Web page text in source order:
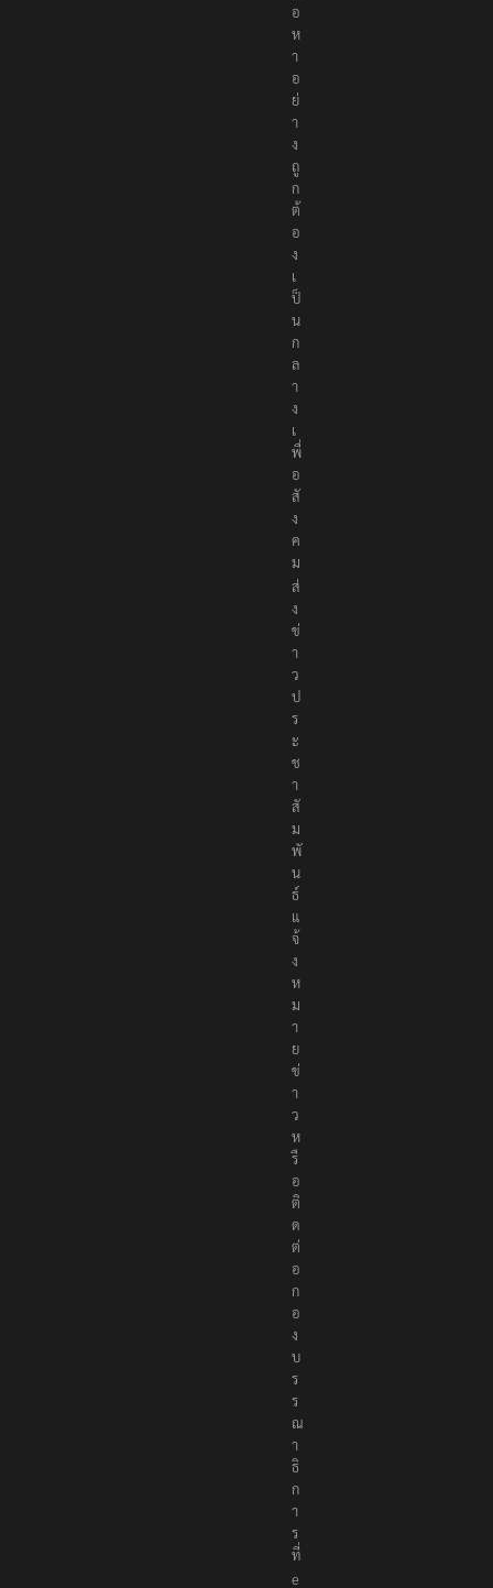
นื้
อ
ห
า
อ
ย่
า
ง
ถู
ก
ต้
อ
ง
เ
ป็
น
ก
ล
า
ง
เ
พื่
อ
สั
ง
ค
ม
ส่
ง
ข่
า
ว
ป
ร
ะ
ช
า
สั
ม
พั
น
ธ์
แ
จ้
ง
ห
ม
า
ย
ข่
า
ว
ห
รื
อ
ติ
ด
ต่
อ
ก
อ
ง
บ
ร
ร
ณ
า
ธิ
ก
า
ร
ที่